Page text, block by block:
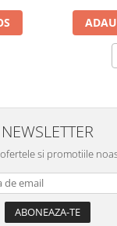
NEWSLETTER
si promotiile